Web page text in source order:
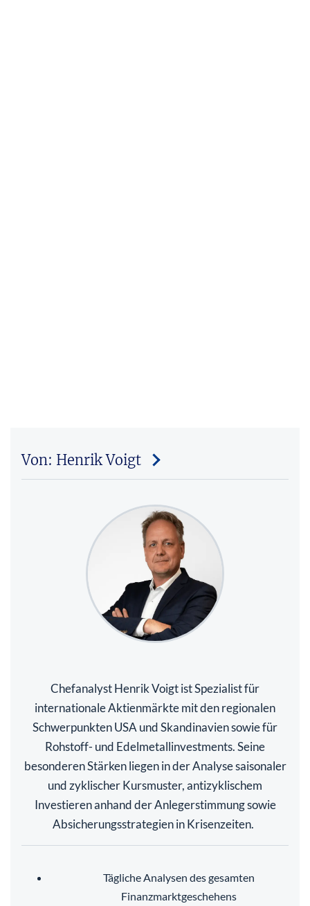
Von: Henrik Voigt
Chefanalyst Henrik Voigt ist Spezialist für
internationale Aktienmärkte mit den regionalen
Schwerpunkten USA und Skandinavien sowie für
Rohstoff- und Edelmetallinvestments. Seine
besonderen Stärken liegen in der Analyse saisonaler
und zyklischer Kursmuster, antizyklischem
Investieren anhand der Anlegerstimmung sowie
Absicherungsstrategien in Krisenzeiten.
Tägliche Analysen des gesamten
Finanzmarktgeschehens